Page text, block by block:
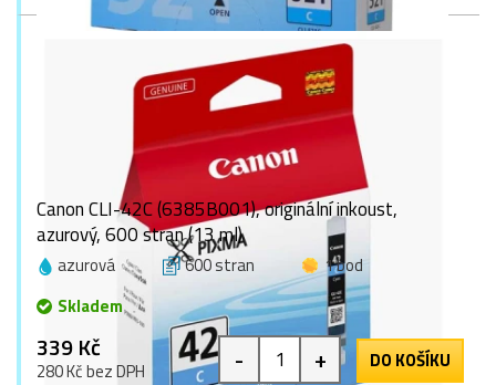
Canon CLI-42C (6385B001), originální inkoust,
azurový, 600 stran (13 ml)
azurová 600 stran
1 bod
Skladem
339 Kč
280 Kč bez DPH - + DO KOŠÍKU